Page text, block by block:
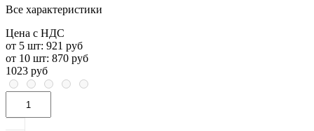
Все характеристики
Цена с НДС
от 5 шт: 921 руб
от 10 шт: 870 руб
1023 руб